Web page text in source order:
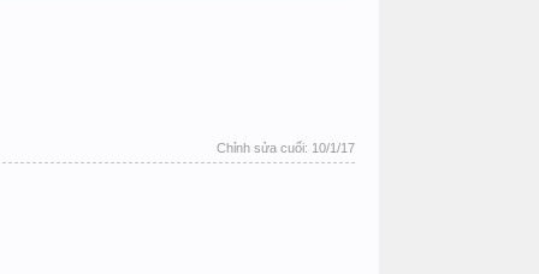
Chỉnh sửa cuối: 10/1/17